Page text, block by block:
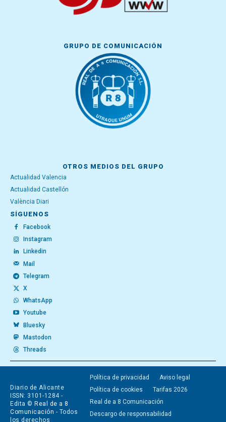
GRUPO DE COMUNICACIÓN
OTROS MEDIOS DEL GRUPO
Actualidad Valencia
Actualidad Castellón
València Diari
SÍGUENOS
Facebook
Instagram
Linkedin
Mail
Telegram
X
WhatsApp
Youtube
Bluesky
Mastodon
Threads
Diario de Alicante
ISSN: 3101-1284 -
Edita © Real de a 8
Comunicación - Todos
los derechos
Política de privacidad
Aviso legal
Política de cookies
Tarifas 2026
Real de a 8 Comunicación
Descargo de responsabilidad